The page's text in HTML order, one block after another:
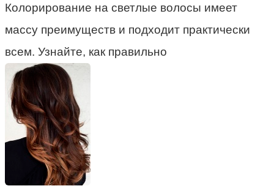
Колорирование на светлые волосы имеет
массу преимуществ и подходит практически
всем. Узнайте, как правильно